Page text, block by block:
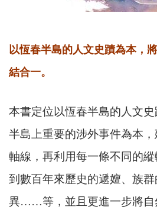
以恆春半島的人文史蹟為本，
結合一。
本書定位以恆春半島的人文
半島上重要的涉外事件為本
軸線，再利用每一條不同的
到數百年來歷史的遞嬗、族
異……等，並且更進一步將自